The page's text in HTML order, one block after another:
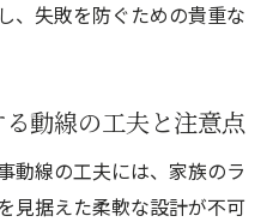
、失敗を防ぐための貴重な
動線の工夫と注意点
動線の工夫には、家族のラ
見据えた柔軟な設計が不可